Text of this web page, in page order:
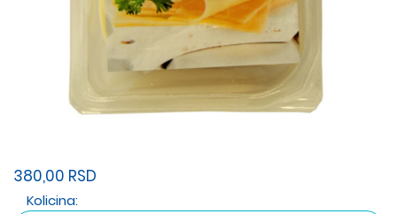
380,00 RSD
Kolicina: